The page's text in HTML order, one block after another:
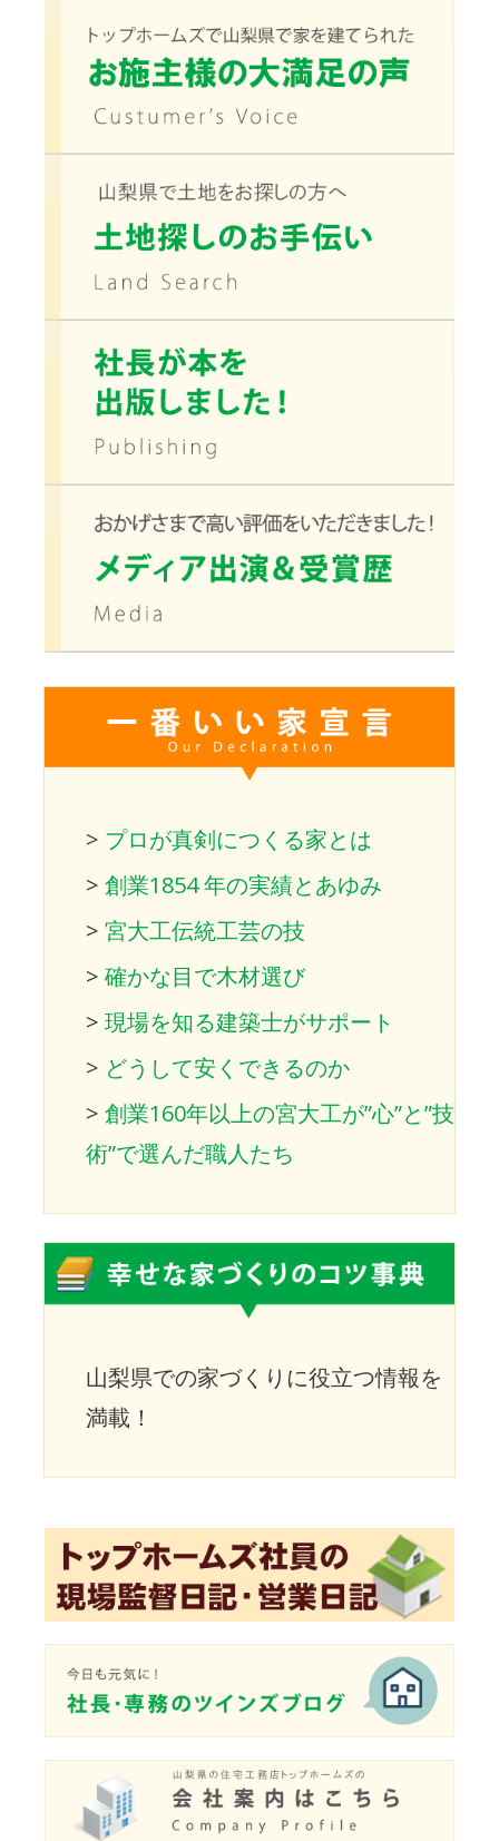
> プロが真剣につくる家とは
> 創業1854 年の実績とあゆみ
> 宮大工伝統工芸の技
> 確かな目で木材選び
> 現場を知る建築士がサポート
> どうして安くできるのか
> 創業160年以上の宮大工が”心”と”技
術”で選んだ職人たち
山梨県での家づくりに役立つ情報を
満載！